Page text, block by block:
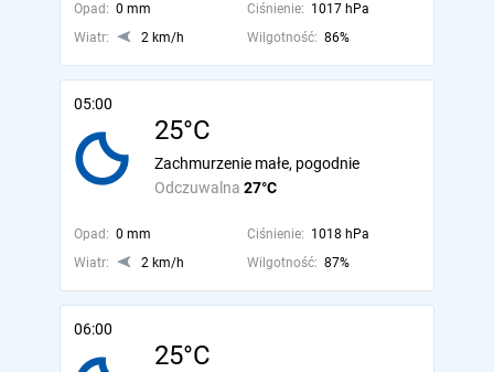
Opad: 0 mm Ciśnienie: 1017 hPa
Wiatr:
2 km/h Wilgotność: 86%
05:00
25°C
Odczuwalna 27°C
Zachmurzenie małe, pogodnie
Opad: 0 mm Ciśnienie: 1018 hPa
Wiatr:
2 km/h Wilgotność: 87%
06:00
25°C